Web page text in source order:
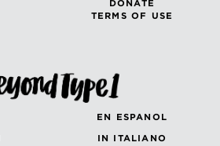
DONATE
TERMS OF USE
EN ESPANOL
IN ITALIANO